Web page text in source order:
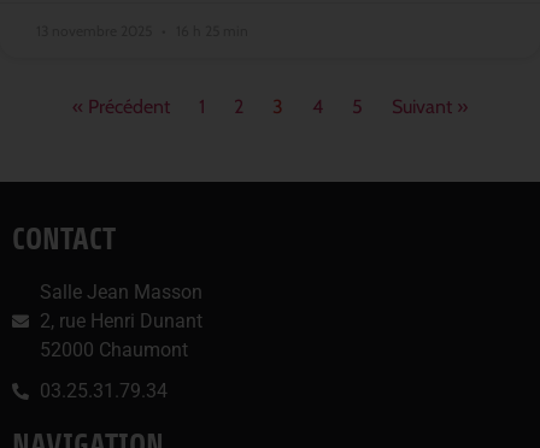
« Précédent 1 2 3 4 5 Suivant »
CONTACT
Salle Jean Masson
2, rue Henri Dunant
52000 Chaumont
03.25.31.79.34